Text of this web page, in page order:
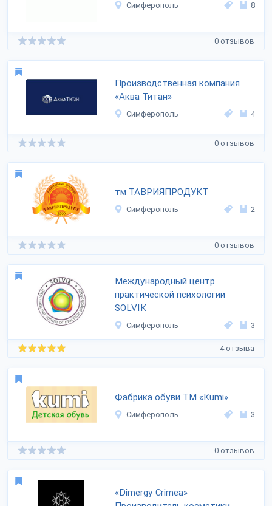
Симферополь 8
0 отзывов
Производственная компания
«Аква Титан»
Симферополь 4
0 отзывов
тм ТАВРИЯПРОДУКТ
Симферополь 2
0 отзывов
Международный центр
практической психологии
SOLVIK
Симферополь 3
4 отзыва
Фабрика обуви ТМ «Kumi»
Симферополь 3
0 отзывов
«Dimergy Crimea»